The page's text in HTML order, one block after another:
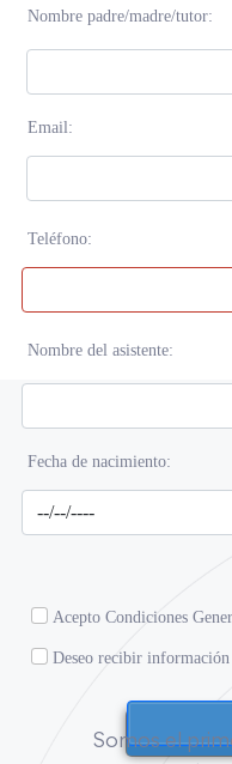
Nombre padre/madre/tutor:
Email:
Teléfono:
Nombre del asistente:
Fecha de nacimiento:
Acepto Condiciones
Deseo recibir
Somos el